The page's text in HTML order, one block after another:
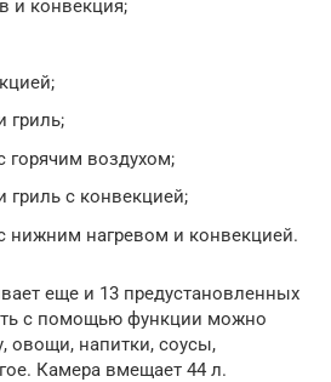
и конвекция;
гриль;
воздухом;
с конвекцией;
нижним нагревом и конвекцией.
еще и 13 предустановленных
с помощью функции можно
овощи, напитки, соусы,
Камера вмещает 44 л.